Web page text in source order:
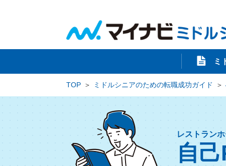
ミ
TOP ミドルシニアのための転職成功ガイド
レストラン
自